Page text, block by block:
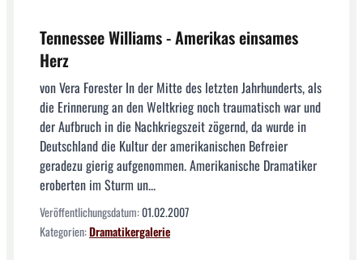
Tennessee Williams - Amerikas einsames
Herz
von Vera Forester In der Mitte des letzten Jahrhunderts, als
die Erinnerung an den Weltkrieg noch traumatisch war und
der Aufbruch in die Nachkriegszeit zögernd, da wurde in
Deutschland die Kultur der amerikanischen Befreier
geradezu gierig aufgenommen. Amerikanische Dramatiker
eroberten im Sturm un...
Veröffentlichungsdatum:01.02.2007
Kategorien:Dramatikergalerie